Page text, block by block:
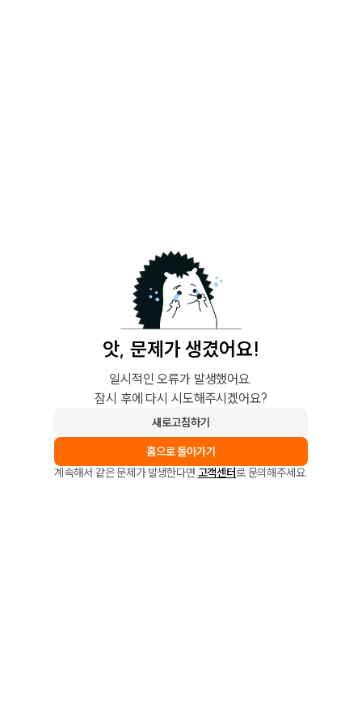
앗, 문제가 생겼어요!
일시적인 오류가 발생했어요.
잠시 후에 다시 시도해주시겠어요?
새로고침하기
홈으로 돌아가기
계속해서 같은 문제가 발생한다면 고객센터로 문의해주세요.